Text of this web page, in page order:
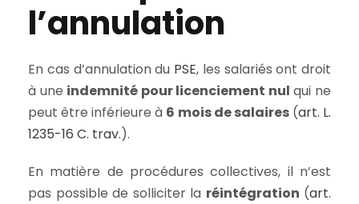
l’annulation
En cas d’annulation du PSE, les salariés ont droit
à une indemnité pour licenciement nul qui ne
peut être inférieure à 6 mois de salaires(art. L.
1235-16 C. trav.).
En matière de procédures collectives, il n’est
pas possible de solliciter la réintégration (art.